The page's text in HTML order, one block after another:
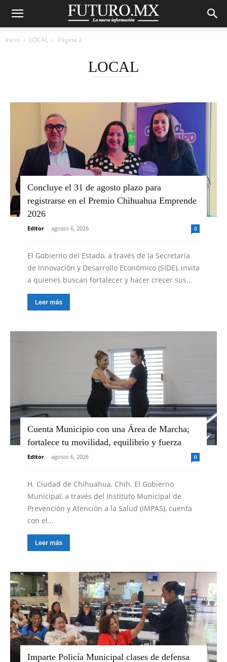
Inicio LOCAL Página 2
LOCAL
Concluye el 31 de agosto plazo para
registrarse en el Premio Chihuahua Emprende
2026
Editor - agosto 6, 2026 0
El Gobierno del Estado, a través de la Secretaría
de Innovación y Desarrollo Económico (SIDE), invita
a quienes buscan fortalecer y hacer crecer sus...
Leer más
Cuenta Municipio con una Área de Marcha;
fortalece tu movilidad, equilibrio y fuerza
Editor - agosto 6, 2026 0
H. Ciudad de Chihuahua, Chih. El Gobierno
Municipal, a través del Instituto Municipal de
Prevención y Atención a la Salud (IMPAS), cuenta
con el...
Leer más
Imparte Policía Municipal clases de defensa